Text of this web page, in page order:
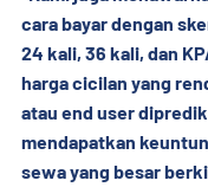
cara bayar dengan
24 kali, 36 kali, dan
harga cicilan yang
atau end user
mendapatkan
sewa yang besar